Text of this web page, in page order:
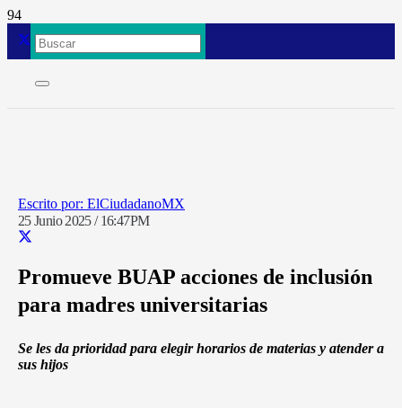
ElCiudadanoMX
25 Junio 2025 / 16:47PM
Promueve BUAP acciones de inclusión
para madres universitarias
Se les da prioridad para elegir horarios de materias y atender a
sus hijos